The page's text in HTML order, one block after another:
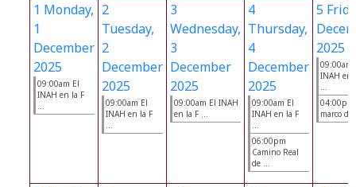
1 Monday,
1
December
2025
09:00am El
INAH en la F
...
2
Tuesday,
2
December
2025
09:00am El
INAH en la F
...
3
Wednesday,
3
December
2025
09:00am El INAH
en la F ...
4
Thursday,
4
December
2025
09:00am El
INAH en la F
...
06:00pm
Camino Real
de ...
5
2025
09:00am
INAH en
...
04:00pm
marco de